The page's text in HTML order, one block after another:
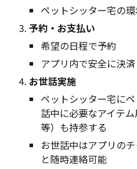
ペットシッター宅の
予約・お支払い
希望の日程で予約
アプリ内で安全に決済
お世話実施
ペットシッター宅に
話中に必要なアイテ
等）も持参する
お世話中はアプリの
と随時連絡可能